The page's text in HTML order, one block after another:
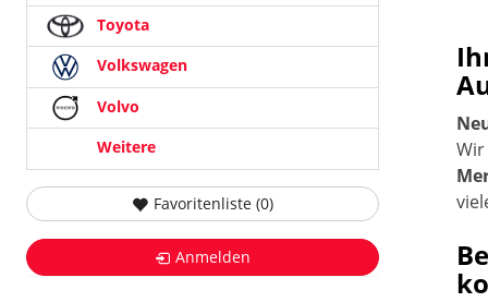
Toyota
Volkswagen
Volvo
Weitere
Favoritenliste (0)
Anmelden